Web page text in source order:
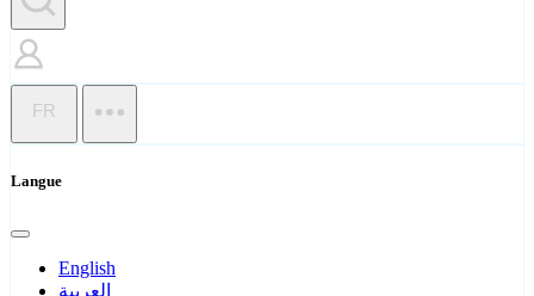
FR
Langue
English
العربية